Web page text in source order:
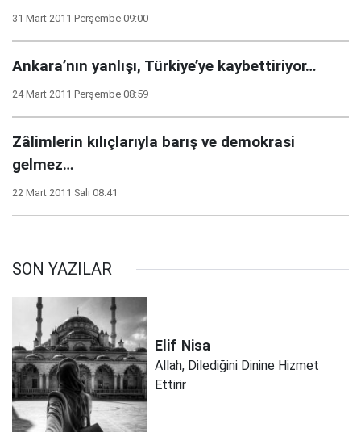
31 Mart 2011 Perşembe 09:00
Ankara’nın yanlışı, Türkiye’ye kaybettiriyor…
24 Mart 2011 Perşembe 08:59
Zâlimlerin kılıçlarıyla barış ve demokrasi
gelmez…
22 Mart 2011 Salı 08:41
SON YAZILAR
Elif Nisa
Allah, Dilediğini Dinine Hizmet
Ettirir